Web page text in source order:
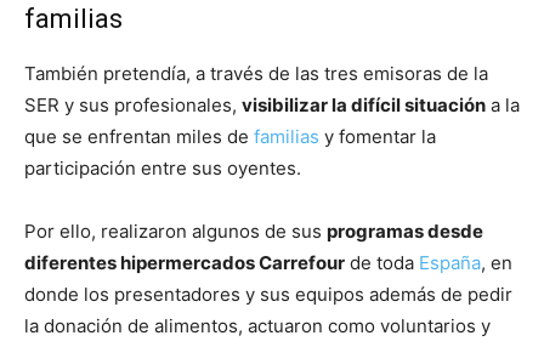
familias
También pretendía, a través de las tres emisoras de la
SER y sus profesionales, visibilizar la difícil situación a la
que se enfrentan miles de familias y fomentar la
participación entre sus oyentes.
Por ello, realizaron algunos de sus programas desde
diferentes hipermercados Carrefour de toda España, en
donde los presentadores y sus equipos además de pedir
la donación de alimentos, actuaron como voluntarios y